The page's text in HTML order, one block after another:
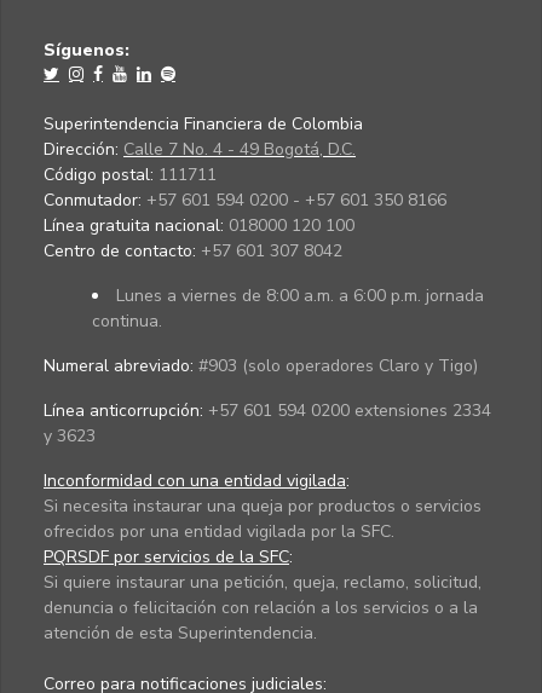
Síguenos:
Superintendencia Financiera de Colombia
Dirección: Calle 7 No. 4 - 49 Bogotá, D.C.
Código postal: 111711
Conmutador: +57 601 594 0200 - +57 601 350 8166
Línea gratuita nacional: 018000 120 100
Centro de contacto: +57 601 307 8042
Lunes a viernes de 8:00 a.m. a 6:00 p.m. jornada
continua.
Numeral abreviado: #903 (solo operadores Claro y Tigo)
Línea anticorrupción: +57 601 594 0200 extensiones 2334
y 3623
Inconformidad con una entidad vigilada:
Si necesita instaurar una queja por productos o servicios
ofrecidos por una entidad vigilada por la SFC.
PQRSDF por servicios de la SFC:
Si quiere instaurar una petición, queja, reclamo, solicitud,
denuncia o felicitación con relación a los servicios o a la
atención de esta Superintendencia.
Correo para notificaciones judiciales: